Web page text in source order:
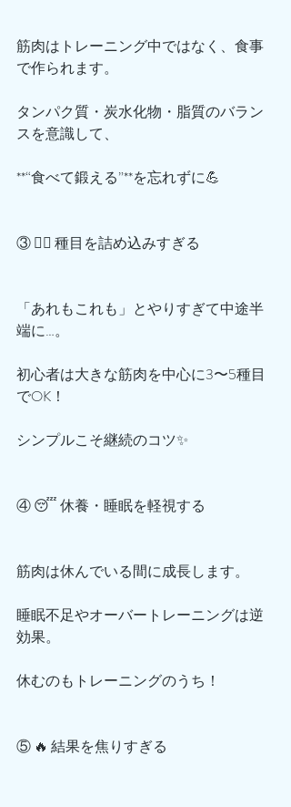
筋肉はトレーニング中ではなく、食事
で作られます。
タンパク質・炭水化物・脂質のバラン
スを意識して、
**“食べて鍛える”**を忘れずに💪
③ 🏋️‍♂️ 種目を詰め込みすぎる
「あれもこれも」とやりすぎて中途半
端に…。
初心者は大きな筋肉を中心に3〜5種目
でOK！
シンプルこそ継続のコツ✨
④ 😴 休養・睡眠を軽視する
筋肉は休んでいる間に成長します。
睡眠不足やオーバートレーニングは逆
効果。
休むのもトレーニングのうち！
⑤ 🔥 結果を焦りすぎる